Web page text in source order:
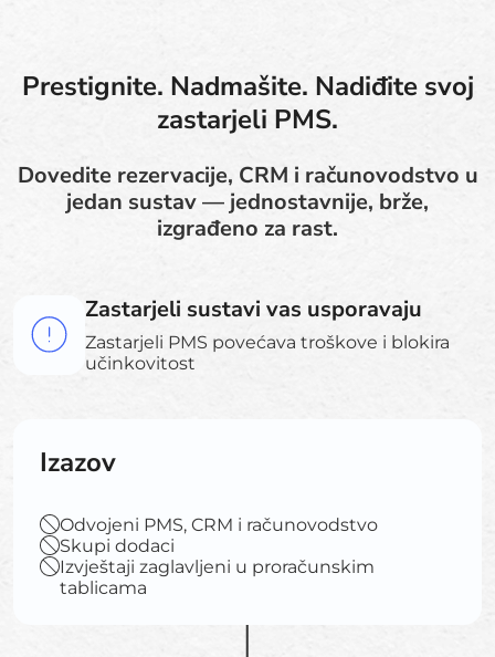
Prestignite. Nadmašite. Nadiđite svoj
zastarjeli PMS.
Dovedite rezervacije, CRM i računovodstvo u
jedan sustav — jednostavnije, brže,
izgrađeno za rast.
Zastarjeli sustavi vas usporavaju
Zastarjeli PMS povećava troškove i blokira
učinkovitost
Izazov
Odvojeni PMS, CRM i računovodstvo
Skupi dodaci
Izvještaji zaglavljeni u proračunskim
tablicama